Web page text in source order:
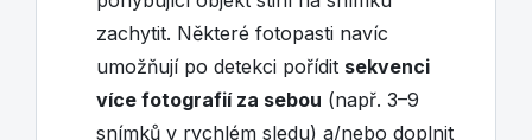
zachytit. Některé fotopasti navíc
umožňují po detekci pořídit sekvenci
více fotografií za sebou (např. 3–9
snímků v rychlém sledu) a/nebo doplnit